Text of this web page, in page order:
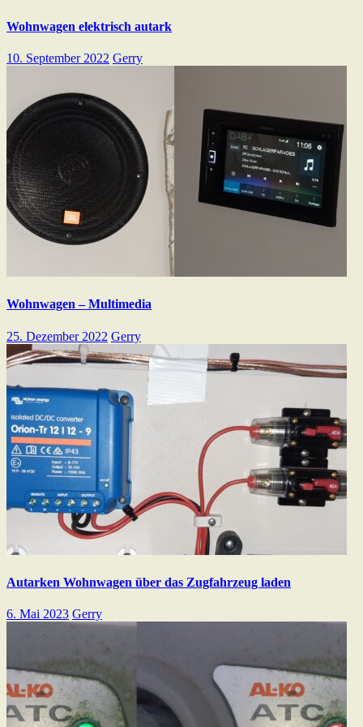
Wohnwagen elektrisch autark
10. September 2022 Gerry
Wohnwagen – Multimedia
25. Dezember 2022 Gerry
Autarken Wohnwagen über das Zugfahrzeug laden
6. Mai 2023 Gerry